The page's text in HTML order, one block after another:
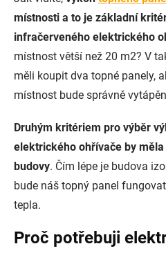
místnosti a to je základní
infračerveného elektrického
místnost větší než 20 m2? V
měli koupit dva topné panely,
místnost bude správně
Druhým kritériem pro výběr
elektrického ohřívače by
budovy. Čím lépe je budova
bude náš topný panel
tepla.
Proč potřebuji